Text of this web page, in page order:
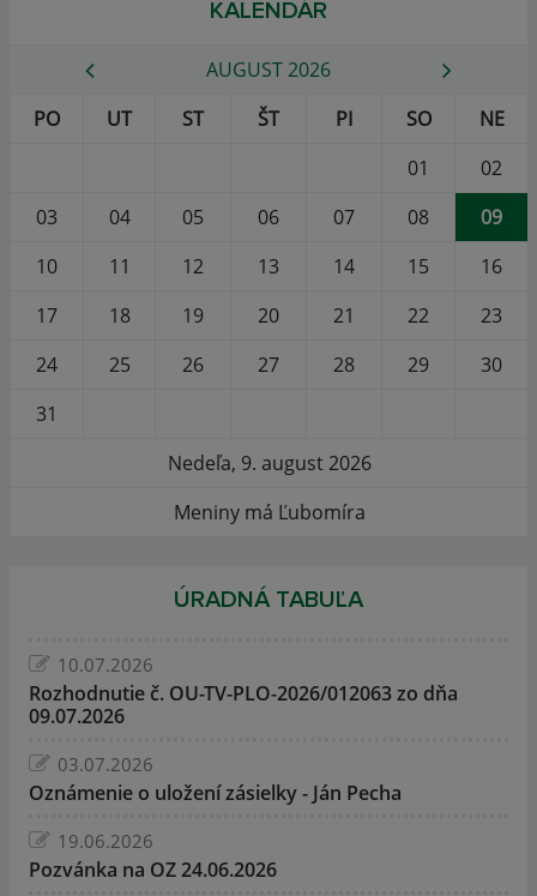
KALENDÁR
AUGUST 2026
PO
UT ST ŠT PI SO
NE
01
02
03
04 05 06 07 08
09
10
11 12 13 14 15
16
17
18 19 20 21 22
23
24
25 26 27 28 29
30
31
Nedeľa, 9. august 2026
Meniny má Ľubomíra
ÚRADNÁ TABUĽA
10.07.2026
Rozhodnutie č. OU-TV-PLO-2026/012063 zo dňa
09.07.2026
03.07.2026
Oznámenie o uložení zásielky - Ján Pecha
19.06.2026
Pozvánka na OZ 24.06.2026